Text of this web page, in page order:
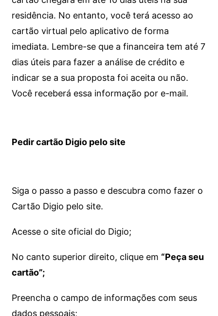
residência. No entanto, você terá acesso ao
cartão virtual pelo aplicativo de forma
imediata. Lembre-se que a financeira tem até 7
dias úteis para fazer a análise de crédito e
indicar se a sua proposta foi aceita ou não.
Você receberá essa informação por e-mail.
Pedir cartão Digio pelo site
Siga o passo a passo e descubra como fazer o
Cartão Digio pelo site.
Acesse o site oficial do Digio;
No canto superior direito, clique em “Peça seu
cartão”;
Preencha o campo de informações com seus
dados pessoais;